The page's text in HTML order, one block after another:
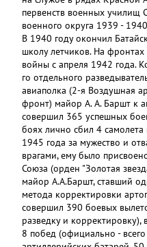
первенств военных училищ
военного округа 1939 -
В 1940 году окончил
школу летчиков. На
войны с апреля 1942 года.
го отдельного
авиаполка (2-я Воздушная
фронт) майор А. А. Баршт к
совершил 365 успешных
боях лично сбил 4
1945 года за мужество и
врагами, ему было
Союза (орден "Золотая
майор А.А.Баршт, ставший
метода корректировки
совершил 390 боевых
разведку и
8 побед (официально -